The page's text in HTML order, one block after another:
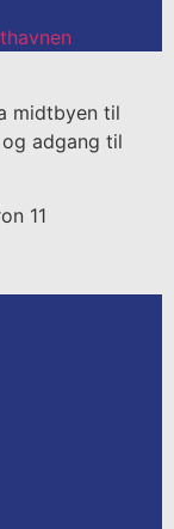
midtbyen til
adgang til
11